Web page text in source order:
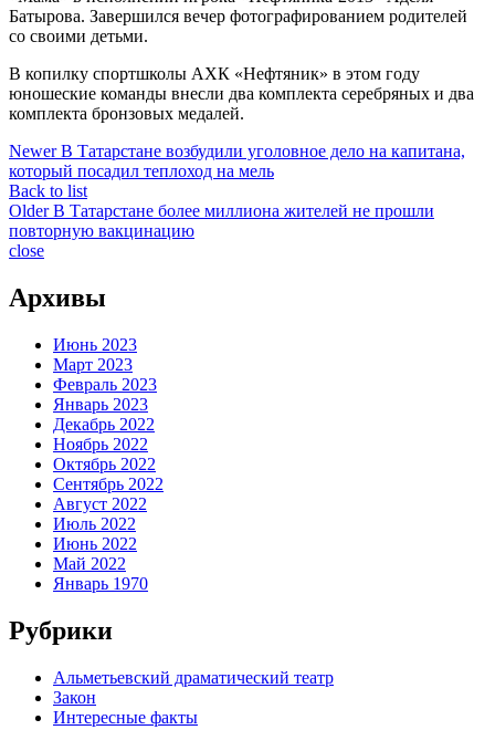
Батырова. Завершился вечер фотографированием родителей
со своими детьми.
В копилку спортшколы АХК «Нефтяник» в этом году
юношеские команды внесли два комплекта серебряных и два
комплекта бронзовых медалей.
Newer В Татарстане возбудили уголовное дело на капитана,
который посадил теплоход на мель
Back to list
Older В Татарстане более миллиона жителей не прошли
повторную вакцинацию
close
Архивы
Июнь 2023
Март 2023
Февраль 2023
Январь 2023
Декабрь 2022
Ноябрь 2022
Октябрь 2022
Сентябрь 2022
Август 2022
Июль 2022
Июнь 2022
Май 2022
Январь 1970
Рубрики
Альметьевский драматический театр
Закон
Интересные факты